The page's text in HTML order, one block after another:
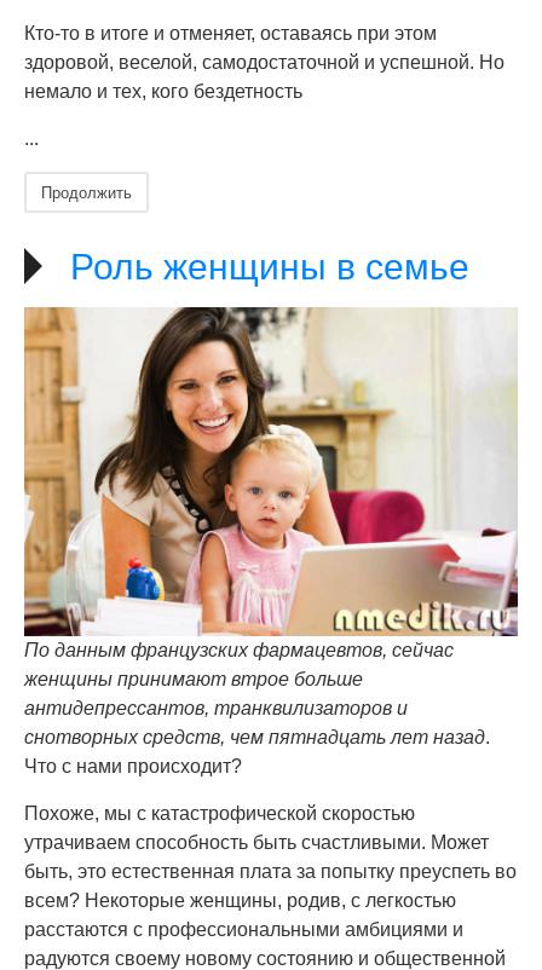
Кто-то в итоге и отменяет, оставаясь при этом
здоровой, веселой, самодостаточной и успешной. Но
немало и тех, кого бездетность
...
Продолжить
Роль женщины в семье
По данным французских фармацевтов, сейчас
женщины принимают втрое больше
антидепрессантов, транквилизаторов и
снотворных средств, чем пятнадцать лет назад.
Что с нами происходит?
Похоже, мы с катастрофической скоростью
утрачиваем способность быть счастливыми. Может
быть, это естественная плата за попытку преуспеть во
всем? Некоторые женщины, родив, с легкостью
расстаются с профессиональными амбициями и
радуются своему новому состоянию и общественной